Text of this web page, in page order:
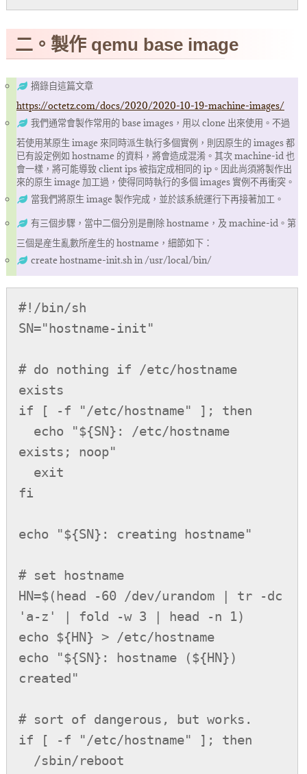
二。製作 qemu base image
摘錄自這篇文章
https://octetz.com/docs/2020/2020-10-19-machine-images/
我們通常會製作常用的 base images，用以 clone 出來使用。不過
若使用某原生 image 來同時派生執行多個實例，則因原生的 images 都
已有設定例如 hostname 的資料，將會造成混淆。其次 machine-id 也
會一樣，將可能導致 client ips 被指定成相同的 ip。因此尚須將製作出
來的原生 image 加工過，使得同時執行的多個 images 實例不再衝突。
當我們將原生 image 製作完成，並於該系統運行下再接著加工。
有三個步驟，當中二個分別是刪除 hostname，及 machine-id。第
三個是産生亂數所産生的 hostname，細節如下：
create hostname-init.sh in /usr/local/bin/
#!/bin/sh
SN="hostname-init"
# do nothing if /etc/hostname
exists
if [ -f "/etc/hostname" ]; then
exists; noop"
fi
echo "${SN}: creating hostname"
# set hostname
HN=$(head -60 /dev/urandom | tr -dc
'a-z' | fold -w 3 | head -n 1)
echo ${HN} > /etc/hostname
echo "${SN}: hostname (${HN})
created"
# sort of dangerous, but works.
if [ -f "/etc/hostname" ]; then